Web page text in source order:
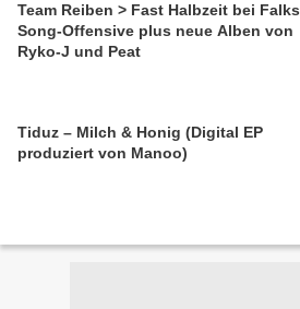
Team Reiben > Fast Halbzeit bei Falks
Song-Offensive plus neue Alben von
Ryko-J und Peat
Tiduz – Milch & Honig (Digital EP
produziert von Manoo)